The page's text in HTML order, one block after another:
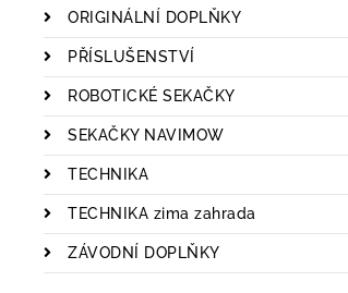
ORIGINÁLNÍ DOPLŇKY
PŘÍSLUŠENSTVÍ
ROBOTICKÉ SEKAČKY
SEKAČKY NAVIMOW
TECHNIKA
TECHNIKA zima zahrada
ZÁVODNÍ DOPLŇKY